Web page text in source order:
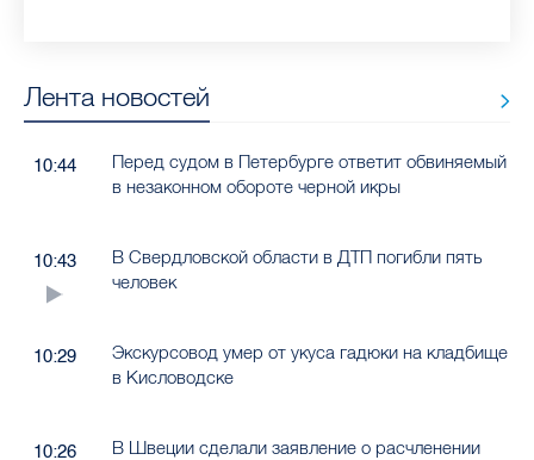
10:44
Перед судом в Петербурге ответит обвиняемый
В Свердловской области в ДТП погибли пять
10:29
В Швеции сделали заявление о расчленении